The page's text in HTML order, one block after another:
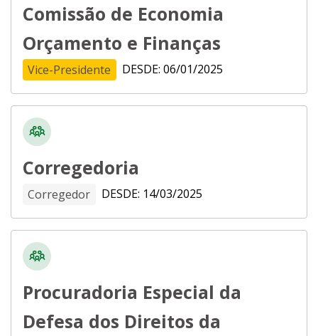
Comissão de Economia
Orçamento e Finanças
Vice-Presidente DESDE: 06/01/2025
Corregedoria
Corregedor DESDE: 14/03/2025
Procuradoria Especial da
Defesa dos Direitos da